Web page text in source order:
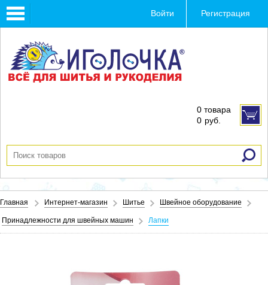
Toggle
navigation
Войти Регистрация
0 товара
0 руб.
Главная Интернет-магазин Шитье Швейное оборудование
Принадлежности для швейных машин Лапки